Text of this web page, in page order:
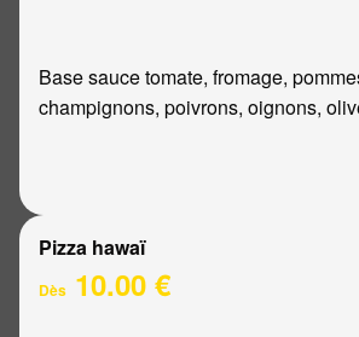
Base sauce tomate, fromage,
champignons, poivrons, oignons,
Pizza hawaï
Dès 10.00 €